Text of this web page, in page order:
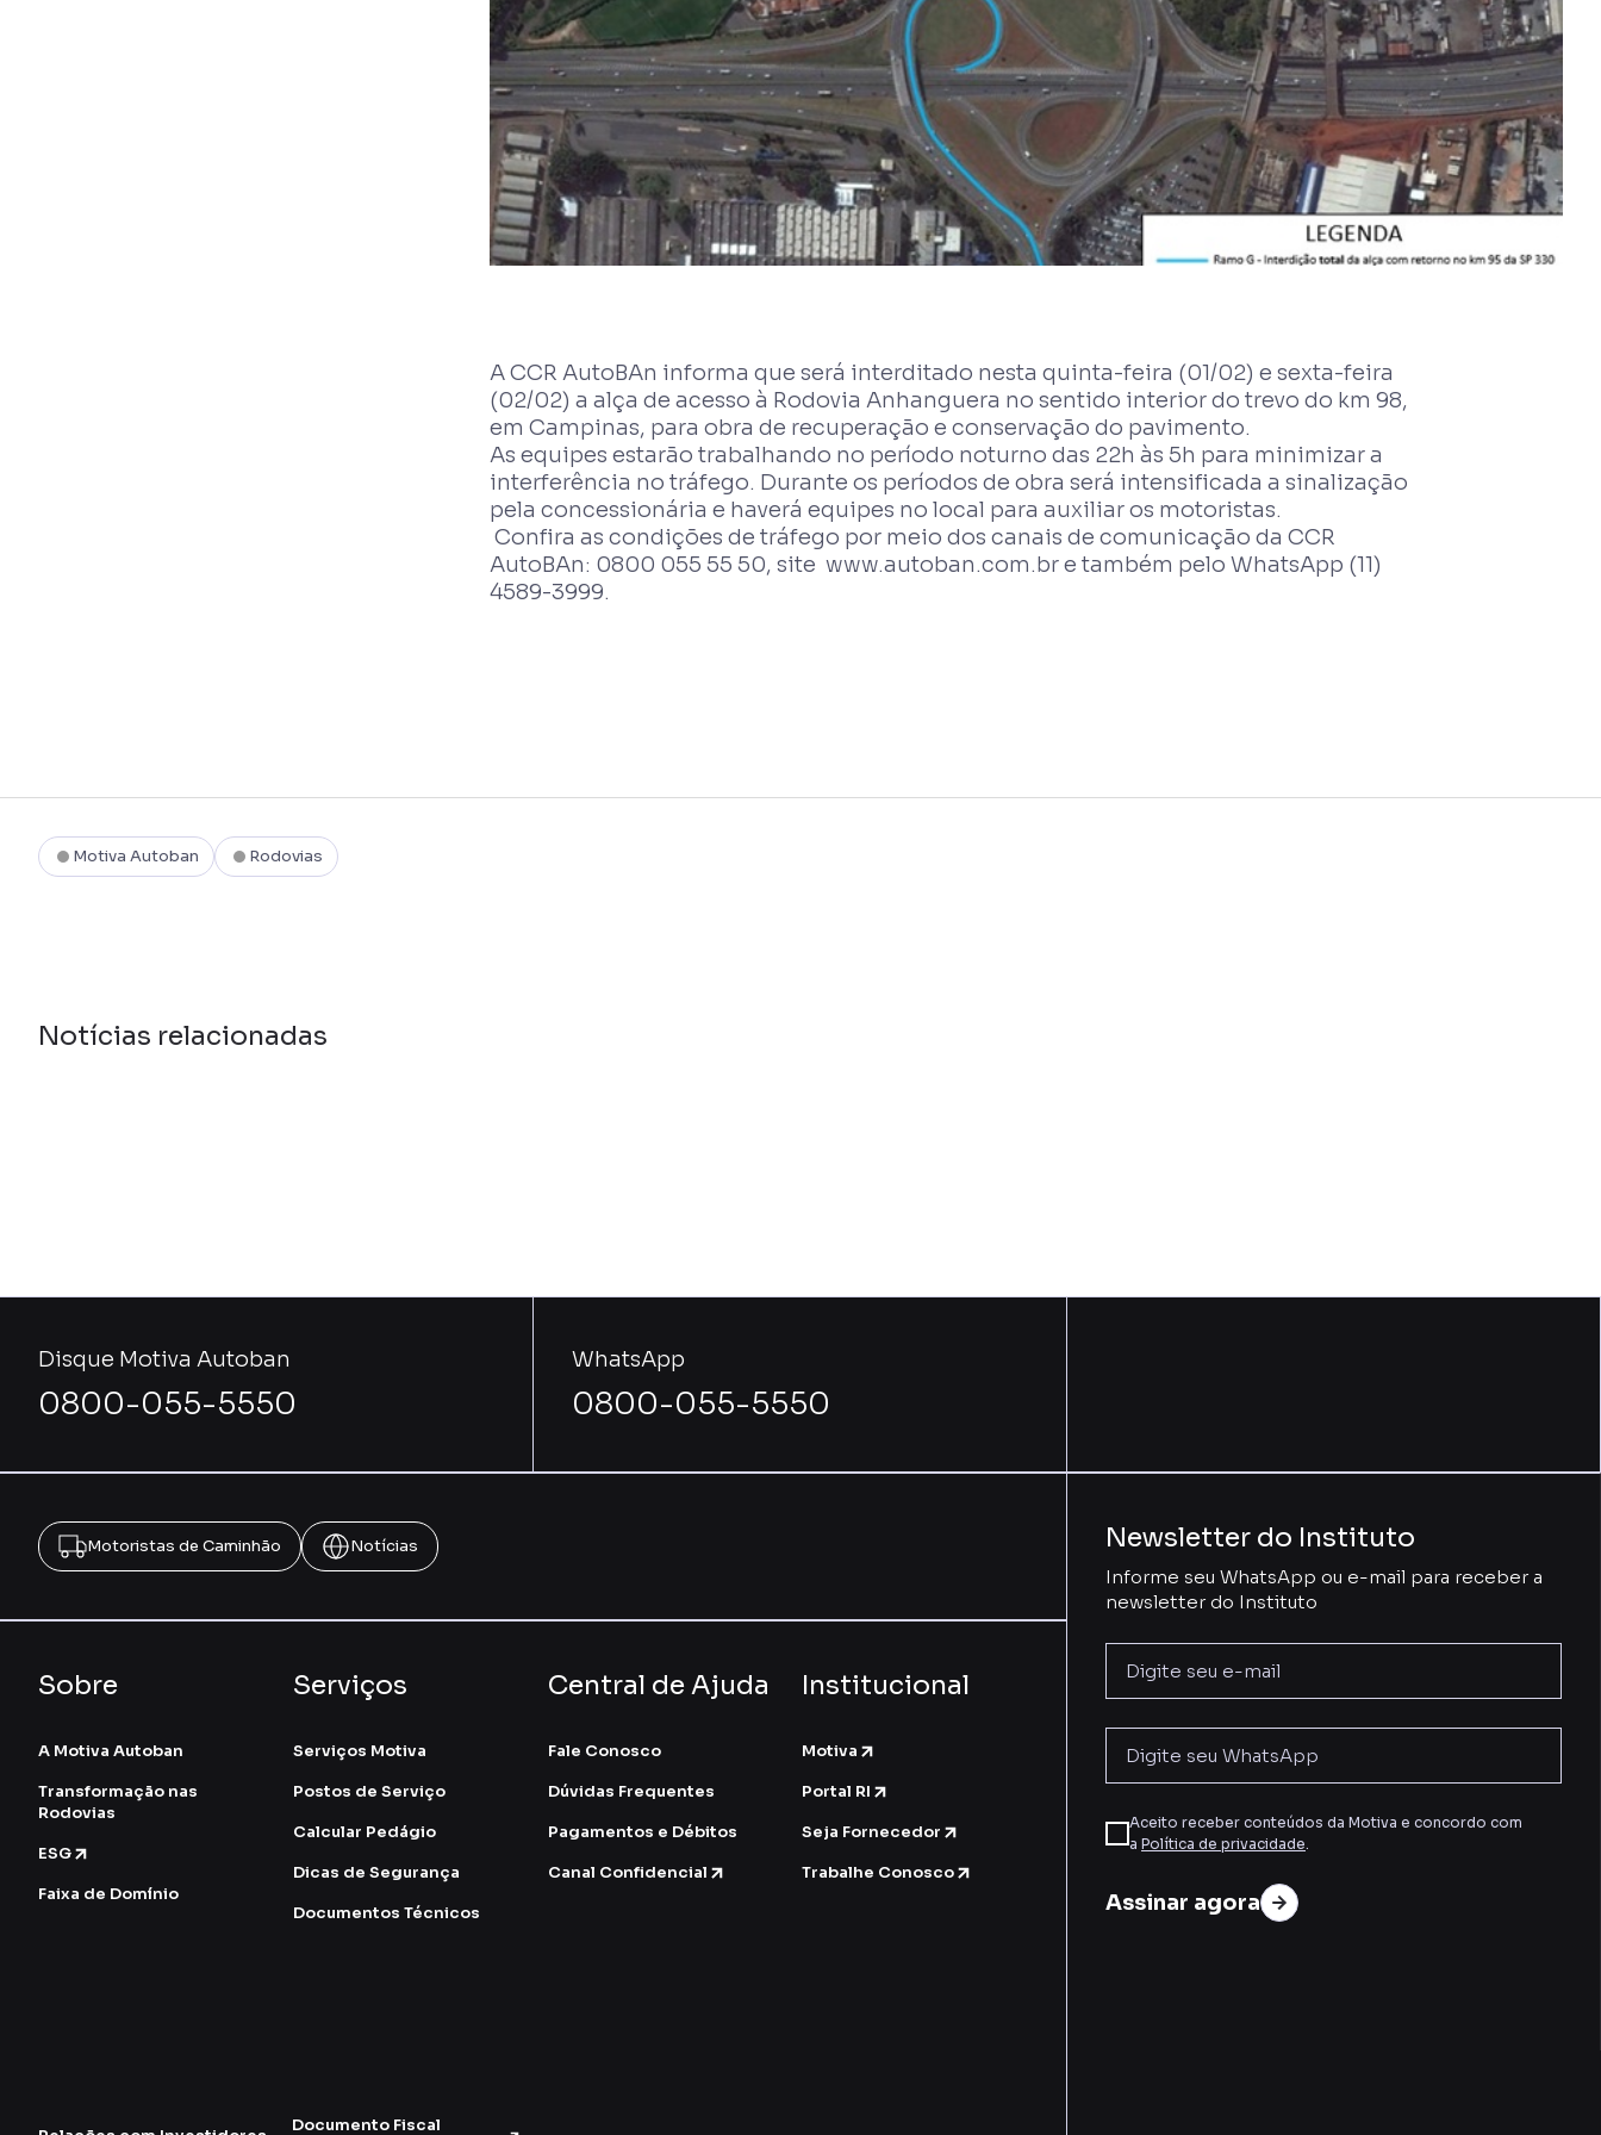
A CCR AutoBAn informa que será interditado nesta quinta-feira (01/02) e sexta-feira
(02/02) a alça de acesso à Rodovia Anhanguera no sentido interior do trevo do km 98,
em Campinas, para obra de recuperação e conservação do pavimento.
As equipes estarão trabalhando no período noturno das 22h às 5h para minimizar a
interferência no tráfego. Durante os períodos de obra será intensificada a sinalização
pela concessionária e haverá equipes no local para auxiliar os motoristas.
Confira as condições de tráfego por meio dos canais de comunicação da CCR
AutoBAn: 0800 055 55 50, site www.autoban.com.br e também pelo WhatsApp (11)
4589-3999.
Motiva Autoban Rodovias
Notícias relacionadas
Disque Motiva Autoban
0800-055-5550
WhatsApp
0800-055-5550
Motoristas de Caminhão Notícias
Sobre
A Motiva Autoban
Transformação nas
Rodovias
ESG
Faixa de Domínio
Serviços
Serviços Motiva
Postos de Serviço
Calcular Pedágio
Dicas de Segurança
Documentos Técnicos
Central de Ajuda
Fale Conosco
Dúvidas Frequentes
Pagamentos e Débitos
Canal Confidencial
Institucional
Motiva
Portal RI
Seja Fornecedor
Trabalhe Conosco
Documento Fiscal
Newsletter do Instituto
Informe seu WhatsApp ou e-mail para receber a
newsletter do Instituto
Aceito receber conteúdos da Motiva e concordo com
a Política de privacidade.
Assinar agora